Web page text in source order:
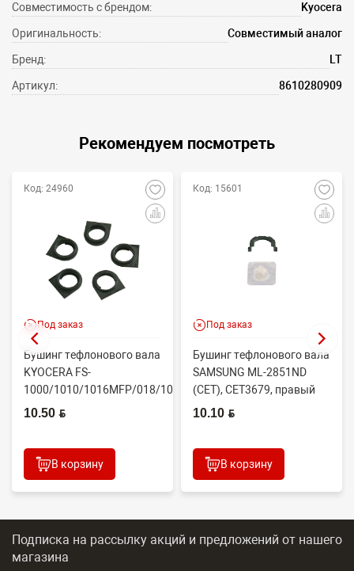
Совместимость с брендом: Kyocera
Оригинальность: Совместимый аналог
Бренд: LT
Артикул: 8610280909
Рекомендуем посмотреть
Код: 24960
Под заказ
Бушинг тефлонового вала
KYOCERA FS-
1000/1010/1016MFP/018/1020/1030D
(CET), CET4313B, ...
10.50 BYN
В корзину
Код: 15601
Под заказ
Бушинг тефлонового вала
SAMSUNG ML-2851ND
(CET), CET3679, правый
JC61-02335A
10.10 BYN
В корзину
Подписка на рассылку акций и предложений от нашего
магазина